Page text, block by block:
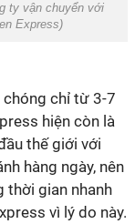
ty vận chuyển với
Express)
chóng chỉ từ 3-7
hiện còn là
thế giới với
hàng ngày, nên
thời gian nhanh
vì lý do này.